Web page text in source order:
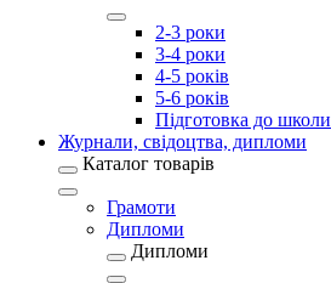
2-3 роки
3-4 роки
4-5 років
5-6 років
Підготовка до школи
Журнали, свідоцтва, дипломи
Каталог товарів
Грамоти
Дипломи
Дипломи